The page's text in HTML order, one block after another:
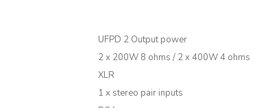
UFPD 2 Output power
2 x 200W 8 ohms / 2 x 400W 4 ohms
XLR
1 x stereo pair inputs